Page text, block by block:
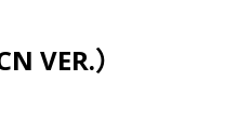
VER.）